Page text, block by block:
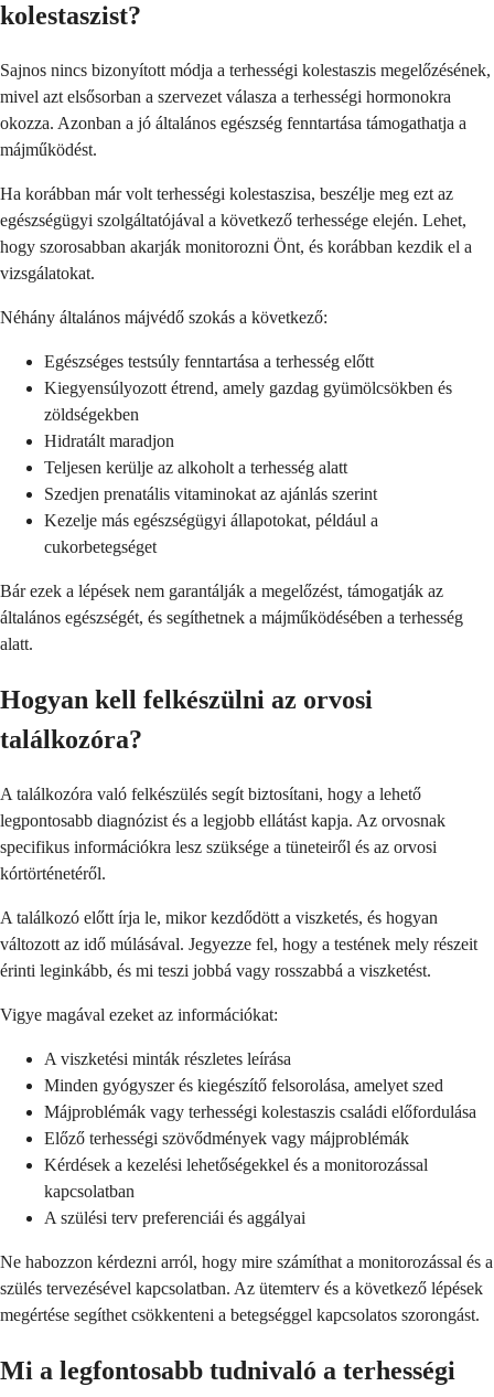
kolestaszist?
Sajnos nincs bizonyított módja a terhességi kolestaszis megelőzésének,
mivel azt elsősorban a szervezet válasza a terhességi hormonokra
okozza. Azonban a jó általános egészség fenntartása támogathatja a
májműködést.
Ha korábban már volt terhességi kolestaszisa, beszélje meg ezt az
egészségügyi szolgáltatójával a következő terhessége elején. Lehet,
hogy szorosabban akarják monitorozni Önt, és korábban kezdik el a
vizsgálatokat.
Néhány általános májvédő szokás a következő:
Egészséges testsúly fenntartása a terhesség előtt
Kiegyensúlyozott étrend, amely gazdag gyümölcsökben és
zöldségekben
Hidratált maradjon
Teljesen kerülje az alkoholt a terhesség alatt
Szedjen prenatális vitaminokat az ajánlás szerint
Kezelje más egészségügyi állapotokat, például a
cukorbetegséget
Bár ezek a lépések nem garantálják a megelőzést, támogatják az
általános egészségét, és segíthetnek a májműködésében a terhesség
alatt.
Hogyan kell felkészülni az orvosi
találkozóra?
A találkozóra való felkészülés segít biztosítani, hogy a lehető
legpontosabb diagnózist és a legjobb ellátást kapja. Az orvosnak
specifikus információkra lesz szüksége a tüneteiről és az orvosi
kórtörténetéről.
A találkozó előtt írja le, mikor kezdődött a viszketés, és hogyan
változott az idő múlásával. Jegyezze fel, hogy a testének mely részeit
érinti leginkább, és mi teszi jobbá vagy rosszabbá a viszketést.
Vigye magával ezeket az információkat:
A viszketési minták részletes leírása
Minden gyógyszer és kiegészítő felsorolása, amelyet szed
Májproblémák vagy terhességi kolestaszis családi előfordulása
Előző terhességi szövődmények vagy májproblémák
Kérdések a kezelési lehetőségekkel és a monitorozással
kapcsolatban
A szülési terv preferenciái és aggályai
Ne habozzon kérdezni arról, hogy mire számíthat a monitorozással és a
szülés tervezésével kapcsolatban. Az ütemterv és a következő lépések
megértése segíthet csökkenteni a betegséggel kapcsolatos szorongást.
Mi a legfontosabb tudnivaló a terhességi